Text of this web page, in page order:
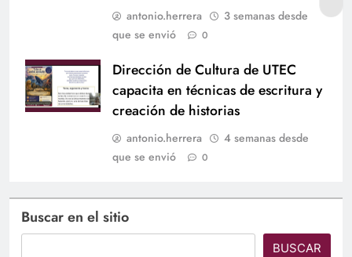
antonio.herrera
3 semanas desde
que se envió
0
Dirección de Cultura de UTEC
capacita en técnicas de escritura y
creación de historias
antonio.herrera
4 semanas desde
que se envió
0
Buscar en el sitio
BUSCAR